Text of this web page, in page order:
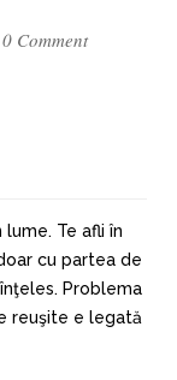
0 Comment
Te afli în
cu partea de
Problema
reuşite e legată